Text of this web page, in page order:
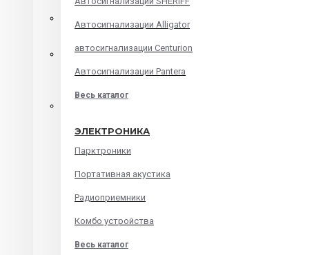
Автосигнализации Alligator
автосигнализации Centurion
Автосигнализации Pantera
Весь каталог
ЭЛЕКТРОНИКА
Парктроники
Портативная акустика
Радиоприемники
Комбо устройства
Весь каталог
Автомагнитолы на android
Штатные головные устройства
Audi
BMW
Chevrolet